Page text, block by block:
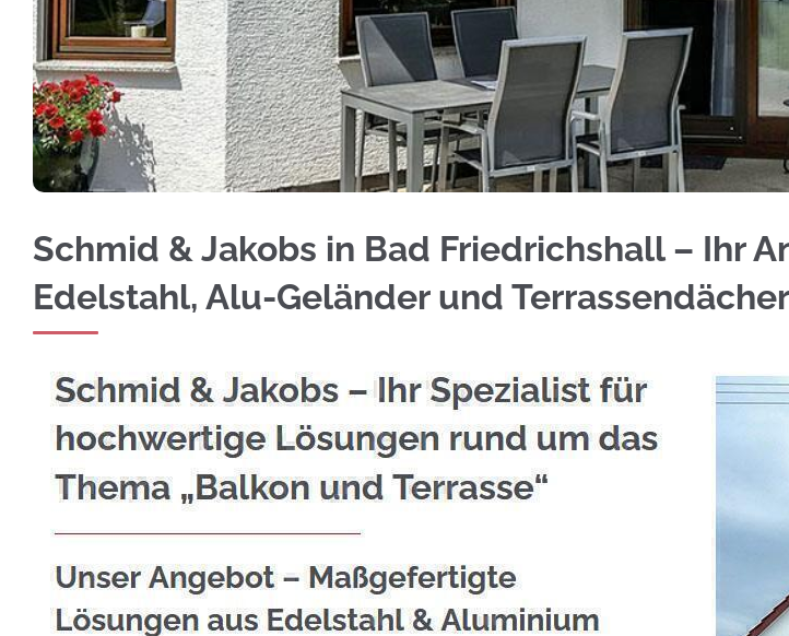
Besuchen Sie ☀️Schmid & Jakobs für Bad Friedrichshall für Edelstahl
Schmid & Jakobs in Bad Friedrichshall – Ihr
Edelstahl, Alu-Geländer und Terrassendächer